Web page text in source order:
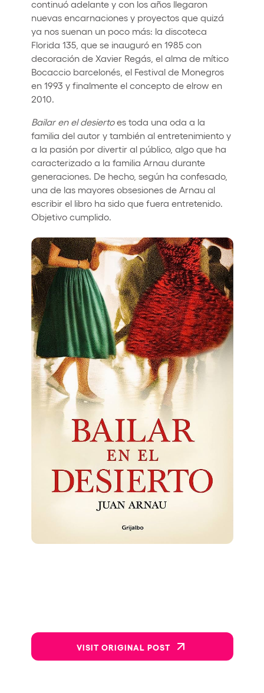
continuó adelante y con los años llegaron
nuevas encarnaciones y proyectos que quizá
ya nos suenan un poco más: la discoteca
Florida 135, que se inauguró en 1985 con
decoración de Xavier Regás, el alma de mítico
Bocaccio barcelonés, el Festival de Monegros
en 1993 y finalmente el concepto de elrow en
2010.
Bailar en el desiertoes toda una oda a la
familia del autor y también al entretenimiento y
a la pasión por divertir al público, algo que ha
caracterizado a la familia Arnau durante
generaciones. De hecho, según ha confesado,
una de las mayores obsesiones de Arnau al
escribir el libro ha sido que fuera entretenido.
Objetivo cumplido.
VISIT ORIGINAL POST